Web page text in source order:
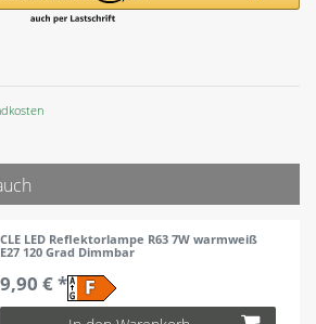
CLE LED Reflektorlampe R63 7W warmweiß
E27 120 Grad Dimmbar
9,90 € *